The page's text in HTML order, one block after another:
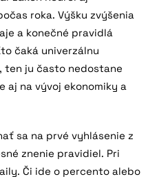
roka. Výšku zvýšenia
a konečné pravidlá
čaká univerzálnu
ten ju často nedostane
aj na vývoj ekonomiky a
sa na prvé vyhlásenie z
znenie pravidiel. Pri
Či ide o percento alebo